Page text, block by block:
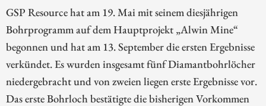
GSP Resource hat am 19. Mai mit seinem diesjährigen
Bohrprogramm auf dem Hauptprojekt „Alwin Mine“
begonnen und hat am 13. September die ersten Ergebnisse
verkündet. Es wurden insgesamt fünf Diamantbohrlöcher
niedergebracht und von zweien liegen erste Ergebnisse vor.
Das erste Bohrloch bestätigte die bisherigen Vorkommen